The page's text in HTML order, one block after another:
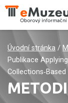
Úvodní stránka /
Publikace